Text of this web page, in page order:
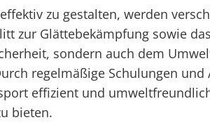
zu gestalten, werden
zur Glättebekämpfung sowie
sondern auch dem
regelmäßige Schulungen
effizient und
bieten.